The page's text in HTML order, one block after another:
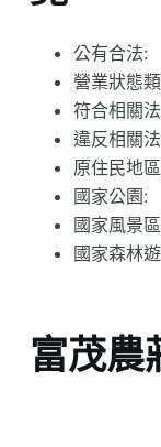
公有合法:
營業狀態
符合相關
違反相關
原住民地
國家公園:
國家風景
國家森林
富茂農